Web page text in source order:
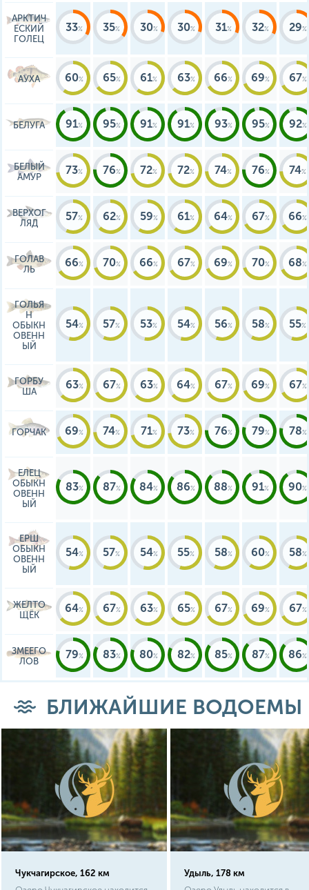
АРКТИЧ
ЕСКИЙ
ГОЛЕЦ
33 35 30 30 31 32 29
АУХА 60 65 61 63 66 69 67
БЕЛУГА 91 95 91 91 93 95 92
БЕЛЫЙ
АМУР
73 76 72 72 74 76 74
ВЕРХОГ
ЛЯД
57 62 59 61 64 67 66
ГОЛАВ
ЛЬ
66 70 66 67 69 70 68
ГОЛЬЯ
Н
ОБЫКН
ОВЕНН
ЫЙ
54 57 53 54 56 58 55
ГОРБУ
ША
63 67 63 64 67 69 67
ГОРЧАК 69 74 71 73 76 79 78
ЕЛЕЦ
ОБЫКН
ОВЕНН
ЫЙ
83 87 84 86 88 91 90
ЕРШ
ОБЫКН
ОВЕНН
ЫЙ
54 57 54 55 58 60 58
ЖЕЛТО
ЩЁК
64 67 63 65 67 69 67
ЗМЕЕГО
ЛОВ
79 83 80 82 85 87 86
БЛИЖАЙШИЕ ВОДОЕМЫ
Чукчагирское, 162 км
Удыль, 178 км